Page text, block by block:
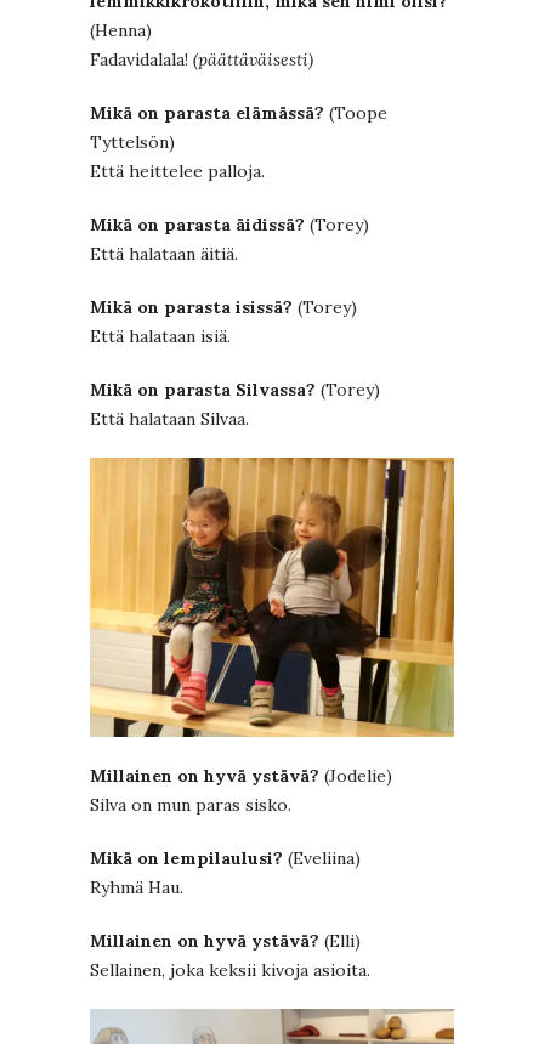
(Henna)
Fadavidalala! (päättäväisesti)
Mikä on parasta elämässä? (Toope
Tyttelsön)
Että heittelee palloja.
Mikä on parasta äidissä? (Torey)
Että halataan äitiä.
Mikä on parasta isissä? (Torey)
Että halataan isiä.
Mikä on parasta Silvassa? (Torey)
Että halataan Silvaa.
Millainen on hyvä ystävä? (Jodelie)
Silva on mun paras sisko.
Mikä on lempilaulusi? (Eveliina)
Ryhmä Hau.
Millainen on hyvä ystävä? (Elli)
Sellainen, joka keksii kivoja asioita.